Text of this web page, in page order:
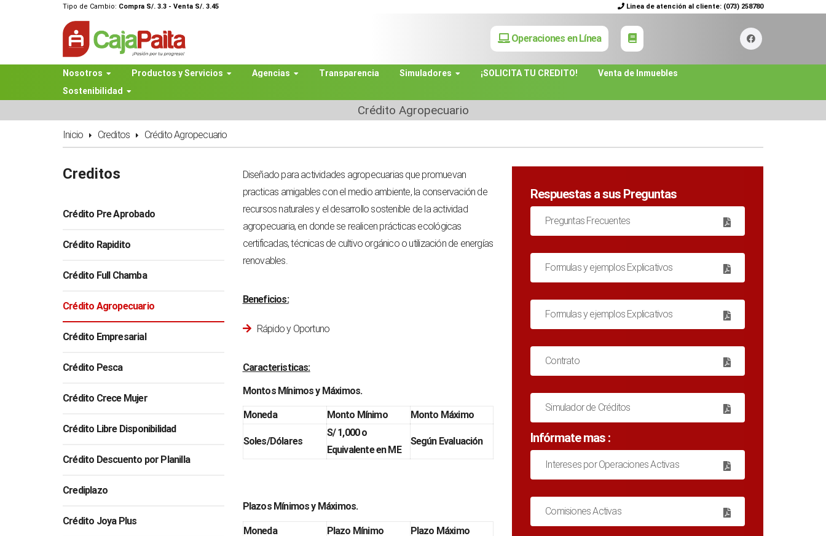
Tipo de Cambio: Compra S/. 3.3 - Venta S/. 3.45 Linea de atención al cliente: (073) 258780
Operaciones en Línea
Nosotros Productos y Servicios Agencias Transparencia Simuladores ¡SOLICITA TU CREDITO!
Venta de Inmuebles
Sostenibilidad
Crédito Agropecuario
Inicio Creditos Crédito Agropecuario
Creditos
Crédito Pre Aprobado
Crédito Rapidito
Crédito Full Chamba
Crédito Agropecuario
Crédito Empresarial
Crédito Pesca
Crédito Crece Mujer
Crédito Libre Disponibilidad
Crédito Descuento por Planilla
Crediplazo
Crédito Joya Plus
Diseñado para actividades agropecuarias que promuevan
practicas amigables con el medio ambiente, la conservación de
recursos naturales y el desarrollo sostenible de la actividad
agropecuaria, en donde se realicen prácticas ecológicas
certificadas, técnicas de cultivo orgánico o utilización de energías
renovables.
Beneficios:
Rápido y Oportuno
Caracteristicas:
Montos Mínimos y Máximos.
Moneda Monto Mínimo Monto Máximo
Soles/Dólares
S/ 1,000 o
Equivalente en ME
Según Evaluación
Plazos Mínimos y Máximos.
Moneda Plazo Mínimo
Plazo Máximo
Respuestas a sus Preguntas
Preguntas Frecuentes
Formulas y ejemplos Explicativos
Formulas y ejemplos Explicativos
Contrato
Simulador de Créditos
Infórmate mas :
Intereses por Operaciones Activas
Comisiones Activas